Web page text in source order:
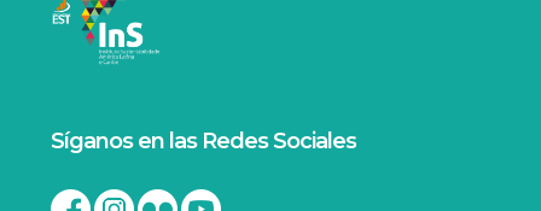
Síganos en las Redes Sociales